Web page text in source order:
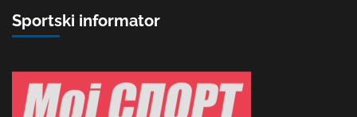
Sportski informator